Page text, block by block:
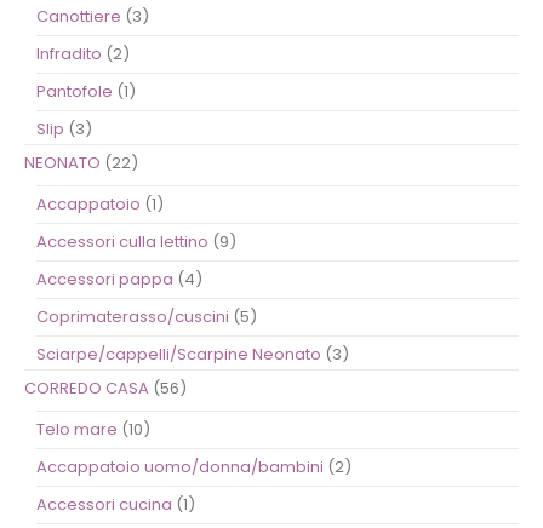
Canottiere (3)
Infradito (2)
Pantofole (1)
Slip (3)
NEONATO (22)
Accappatoio (1)
Accessori culla lettino (9)
Accessori pappa (4)
Coprimaterasso/cuscini (5)
Sciarpe/cappelli/Scarpine Neonato (3)
CORREDO CASA (56)
Telo mare (10)
Accappatoio uomo/donna/bambini (2)
Accessori cucina (1)